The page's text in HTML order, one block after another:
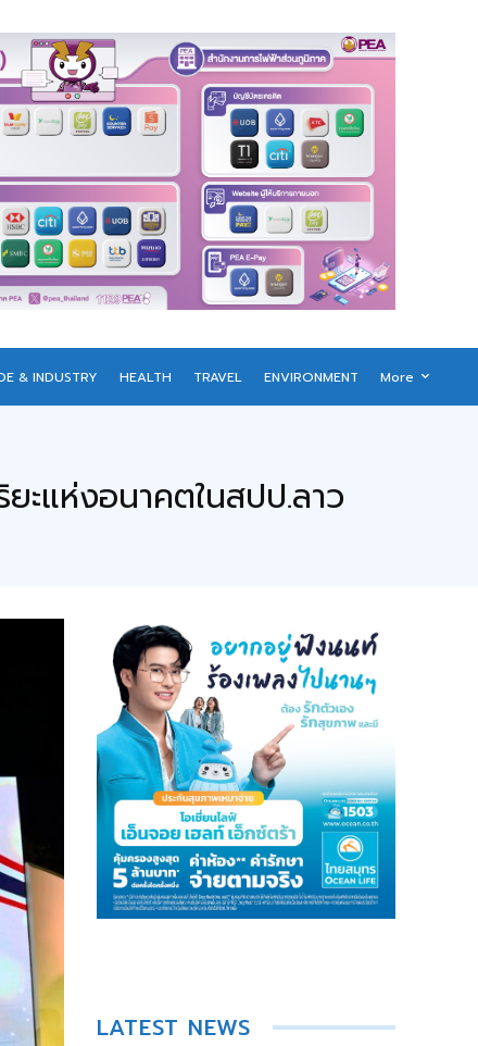
& INDUSTRY HEALTH TRAVEL ENVIRONMENT More
แห่งอนาคตในสปป.ลาว
LATEST NEWS